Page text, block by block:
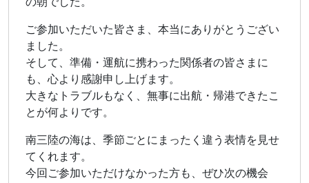
ご参加いただいた皆さま、本当にありがとうござい
ました。
そして、準備・運航に携わった関係者の皆さまに
も、心より感謝申し上げます。
大きなトラブルもなく、無事に出航・帰港できたこ
とが何よりです。
南三陸の海は、季節ごとにまったく違う表情を見せ
てくれます。
今回ご参加いただけなかった方も、ぜひ次の機会